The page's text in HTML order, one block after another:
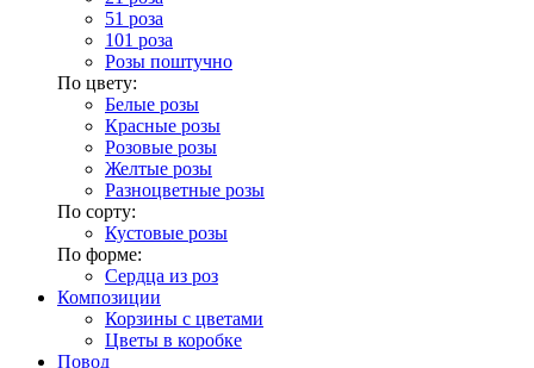
51 роза
101 роза
Розы поштучно
По цвету:
Белые розы
Красные розы
Розовые розы
Желтые розы
Разноцветные розы
По сорту:
Кустовые розы
По форме:
Сердца из роз
Композиции
Корзины с цветами
Цветы в коробке
Повод